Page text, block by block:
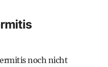
noch nicht